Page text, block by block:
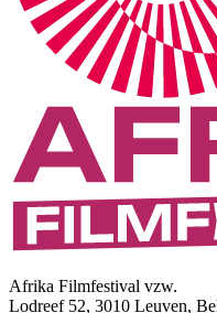
Afrika Filmfestival vzw.
Lodreef 52, 3010 Leuven,